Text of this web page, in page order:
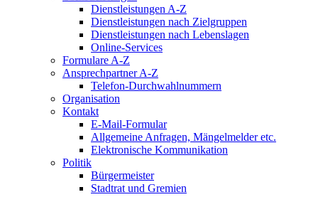
Dienstleistungen A-Z
Dienstleistungen nach Zielgruppen
Dienstleistungen nach Lebenslagen
Online-Services
Formulare A-Z
Ansprechpartner A-Z
Telefon-Durchwahlnummern
Organisation
Kontakt
E-Mail-Formular
Allgemeine Anfragen, Mängelmelder etc.
Elektronische Kommunikation
Politik
Bürgermeister
Stadtrat und Gremien